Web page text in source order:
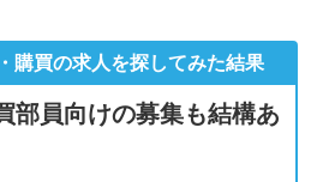
購買の求人を探してみた結果
部員向けの募集も結構あ